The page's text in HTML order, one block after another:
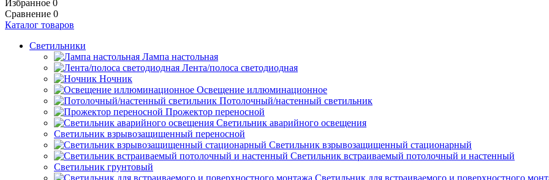
Избранное 0
Сравнение 0
Каталог товаров
Светильники
Лампа настольная
Лента/полоса светодиодная
Ночник
Освещение иллюминационное
Потолочный/настенный светильник
Прожектор переносной
Светильник аварийного освещения
Светильник взрывозащищенный переносной
Светильник взрывозащищенный стационарный
Светильник встраиваемый потолочный и настенный
Светильник грунтовый
Светильник для встраиваемого и поверхностного